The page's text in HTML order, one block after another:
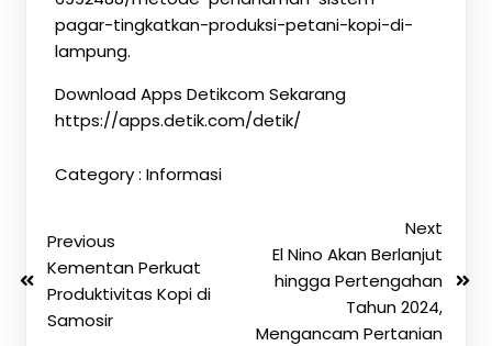
pagar-tingkatkan-produksi-petani-kopi-di-
lampung.
Download Apps Detikcom Sekarang
https://apps.detik.com/detik/
Category : Informasi
Previous
Kementan Perkuat
Produktivitas Kopi di
Samosir
Next
El Nino Akan Berlanjut
hingga Pertengahan
Tahun 2024,
Mengancam Pertanian